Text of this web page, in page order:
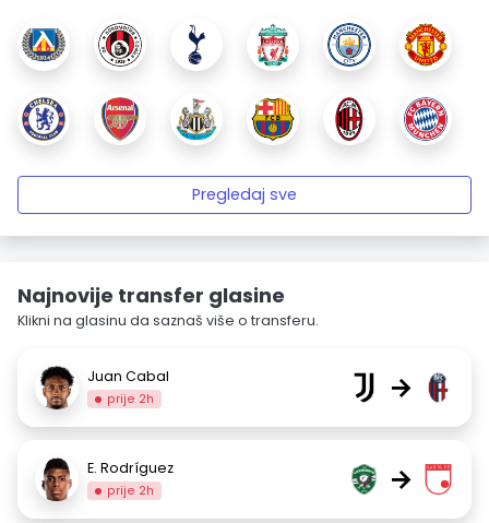
Pregledaj sve
Najnovije transfer glasine
Klikni na glasinu da saznaš više o transferu.
Juan Cabal
prije 2h →
E. Rodríguez
prije 2h →